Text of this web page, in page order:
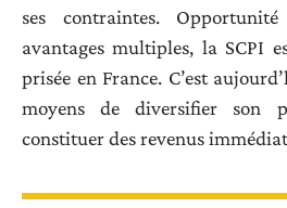
ses contraintes.
avantages multiples, la SCPI
prisée en France. C’est
moyens de diversifier son
constituer des revenus